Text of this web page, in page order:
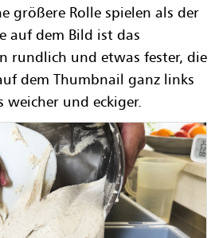
größere Rolle spielen als der
auf dem Bild ist das
rundlich und etwas fester, die
dem Thumbnail ganz links
weicher und eckiger.